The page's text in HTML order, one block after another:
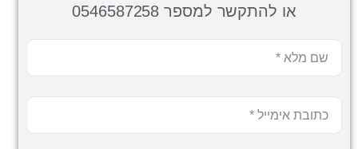
או להתקשר למספר 0546587258